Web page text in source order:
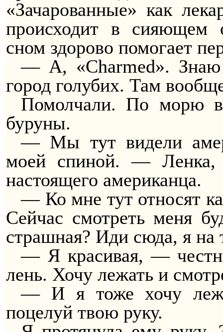
«Зачарованные» как
происходит в сияющем
сном здорово помогает
— А, «Charmed».
город голубих. Там
Помолчали. По морю
буруны.
— Мы тут видели
моей спиной. —
настоящего американца.
— Ко мне тут относят
Сейчас смотреть меня
страшная? Иди сюда, я на
— Я красивая, —
лень. Хочу лежать и
— И я тоже хочу
поцелуй твою руку.